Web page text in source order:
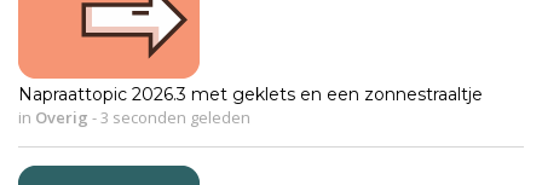
Napraattopic 2026.3 met geklets en een zonnestraaltje
in Overig -3 seconden geleden